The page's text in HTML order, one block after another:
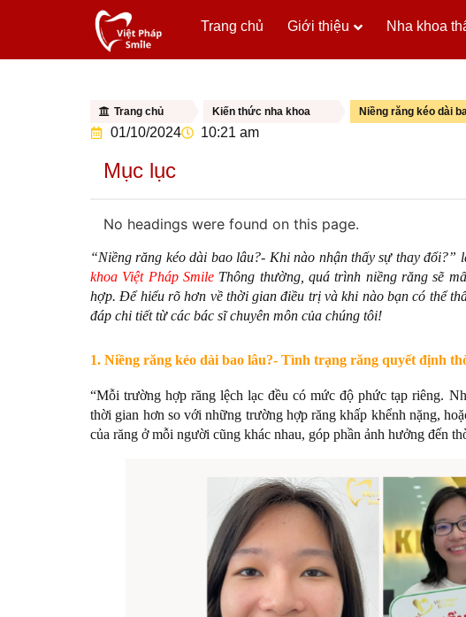
Trang chủ Giới thiệu Nha khoa
Trang chủ Kiến thức nha khoa Niềng răng kéo dài
01/10/2024 10:21 am
Mục lục
No headings were found on this page.
“Niềng răng kéo dài bao lâu?- Khi nào nhận thấy sự thay đổi?”
khoa Việt Pháp Smile Thông thường, quá trình niềng răng sẽ
hợp. Để hiểu rõ hơn về thời gian điều trị và khi nào bạn có thể
đáp chi tiết từ các bác sĩ chuyên môn của chúng tôi!
1. Niềng răng kéo dài bao lâu?- Tình trạng răng quyết định
“Mỗi trường hợp răng lệch lạc đều có mức độ phức tạp riêng.
thời gian hơn so với những trường hợp răng khấp khểnh nặng,
của răng ở mỗi người cũng khác nhau, góp phần ảnh hưởng đến